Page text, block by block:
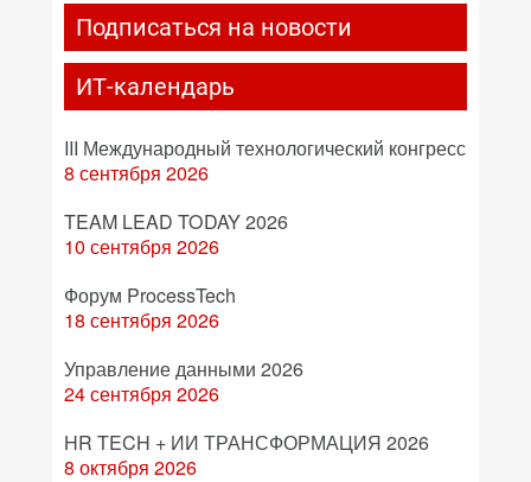
Подписаться на новости
ИТ-календарь
III Международный технологический конгресс
8 сентября 2026
TEAM LEAD TODAY 2026
10 сентября 2026
Форум ProcessTech
18 сентября 2026
Управление данными 2026
24 сентября 2026
HR TECH + ИИ ТРАНСФОРМАЦИЯ 2026
8 октября 2026